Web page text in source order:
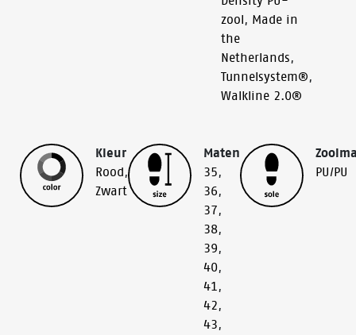
zool, Made in
the
Netherlands,
Tunnelsystem®,
Walkline 2.0®
Kleur
Rood,
Zwart
Maten
35,
36,
37,
38,
39,
40,
41,
42,
43,
PU/PU